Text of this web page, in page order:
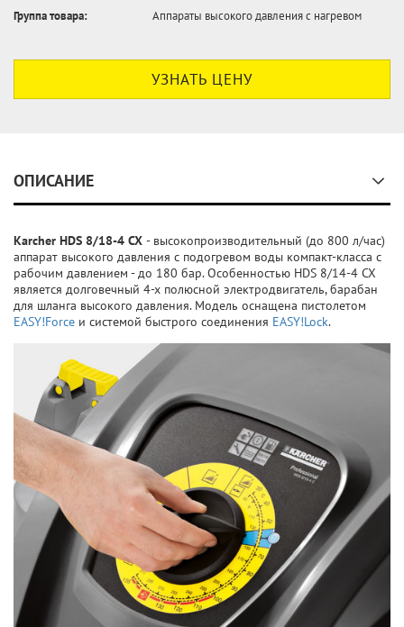
Группа товара:
Аппараты высокого давления с нагревом
УЗНАТЬ ЦЕНУ
ОПИСАНИЕ
Karcher HDS 8/18-4 CX - высокопроизводительный (до 800 л/час)
аппарат высокого давления с подогревом воды компакт-класса с
рабочим давлением - до 180 бар. Особенностью HDS 8/14-4 CX
является долговечный 4-х полюсной электродвигатель, барабан
для шланга высокого давления. Модель оснащена пистолетом
EASY!Force и системой быстрого соединения EASY!Lock.